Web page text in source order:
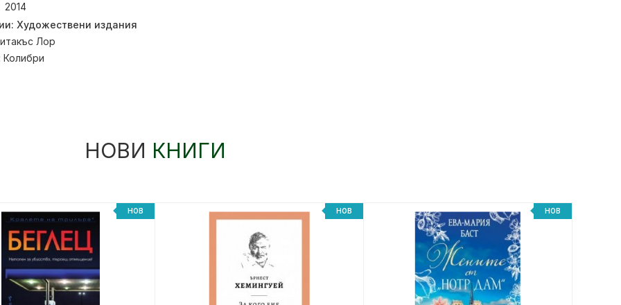
2014
Художествени издания
Лор
Колибри
НОВИ КНИГИ
НОВ НОВ НОВ